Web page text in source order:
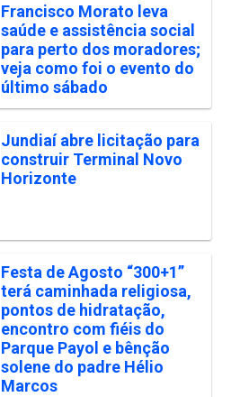
Francisco Morato leva
saúde e assistência social
para perto dos moradores;
veja como foi o evento do
último sábado
Jundiaí abre licitação para
construir Terminal Novo
Horizonte
Festa de Agosto “300+1”
terá caminhada religiosa,
pontos de hidratação,
encontro com fiéis do
Parque Payol e bênção
solene do padre Hélio
Marcos